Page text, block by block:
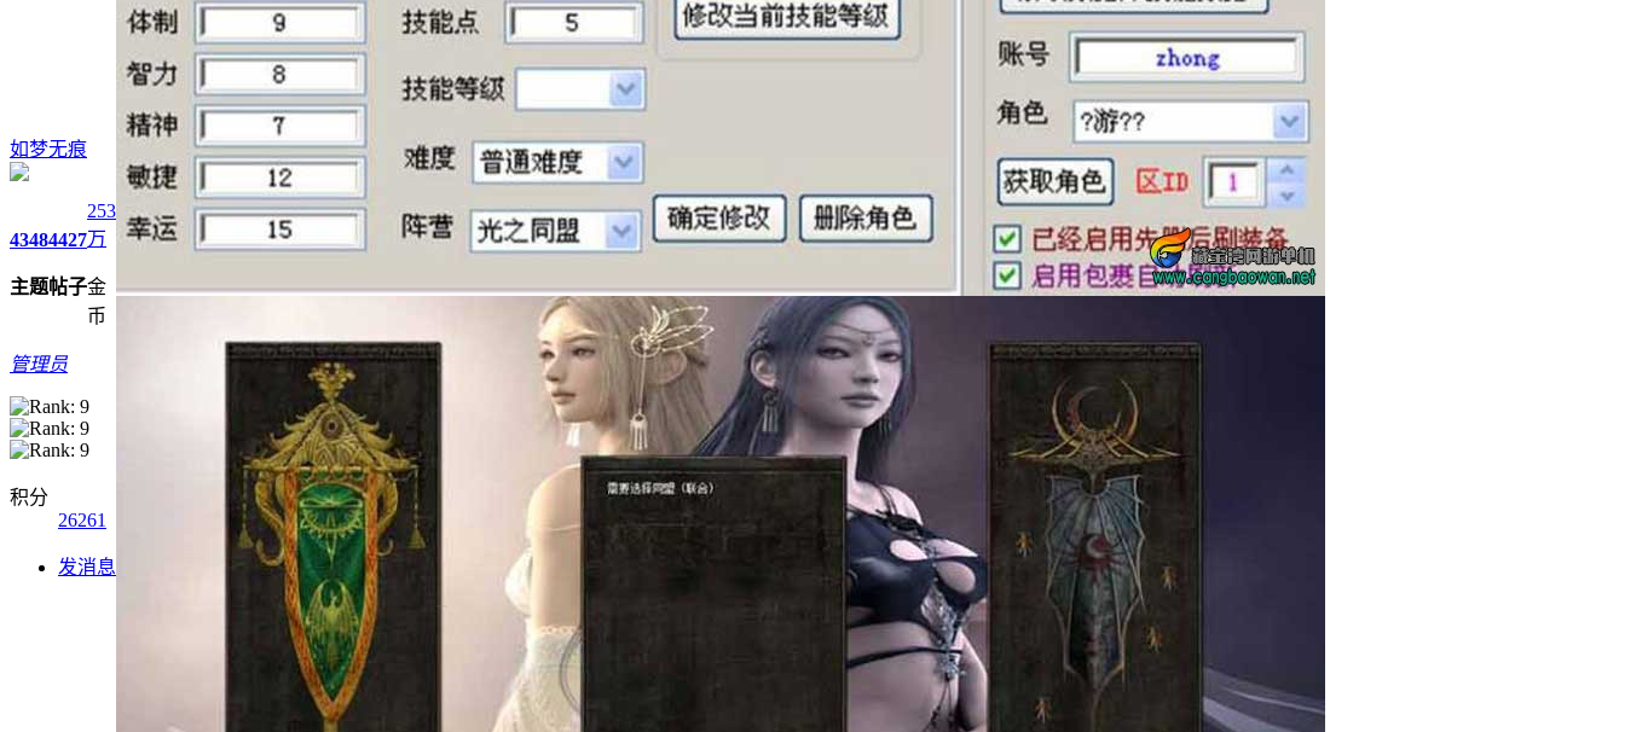
如梦无痕
4348
主题
4427
帖子
253
万
金
币
管理员
积分
26261
发消息